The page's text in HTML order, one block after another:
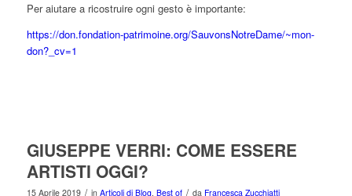
Per aiutare a ricostruire ogni gesto è importante:
https://don.fondation-patrimoine.org/SauvonsNotreDame/~mon-
don?_cv=1
GIUSEPPE VERRI: COME ESSERE
ARTISTI OGGI?
15 Aprile 2019 / in Articoli di Blog, Best of / da Francesca Zucchiatti